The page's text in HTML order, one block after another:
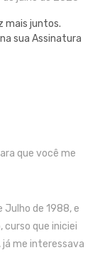
mais juntos.
sua Assinatura
que você me
Julho de 1988, e
curso que iniciei
já me interessava